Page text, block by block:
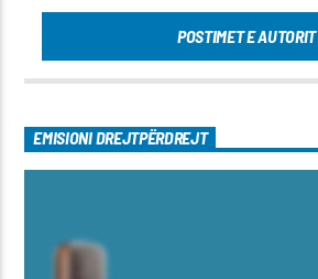
POSTIMET E AUTORIT
EMISIONI DREJTPËRDREJT